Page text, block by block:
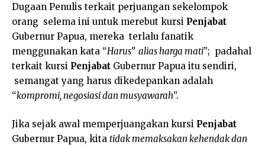
Dugaan Penulis terkait perjuangan sekelompok
orang selema ini untuk merebut kursi Penjabat
Gubernur Papua, mereka terlalu fanatik
menggunakan kata “Harus” alias harga mati”; padahal
terkait kursi Penjabat Gubernur Papua itu sendiri,
semangat yang harus dikedepankan adalah
“kompromi, negosiasi dan musyawarah”.
Jika sejak awal memperjuangakan kursi Penjabat
Gubernur Papua, kita tidak memaksakan kehendak dan